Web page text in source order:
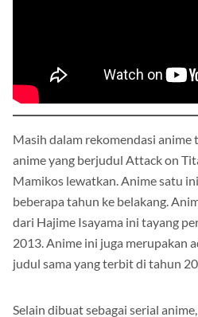
Masih dalam rekomendasi anime
anime yang berjudul Attack on
Mamikos lewatkan. Anime satu
beberapa tahun ke belakang.
dari Hajime Isayama ini tayang
2013. Anime ini juga merupakan
judul sama yang terbit di tahun
Selain dibuat sebagai serial